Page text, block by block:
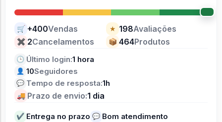
🛒 +400Vendas ★ 198Avaliações
✖ 2Cancelamentos 📦 464Produtos
🕒 Último login:1 hora
👤 10Seguidores
💬 Tempo de resposta:1h
🚚 Prazo de envio:1 dia
✔ Entrega no prazo 💬 Bom atendimento